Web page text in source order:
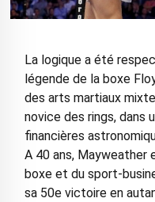
La logique a été
légende de la boxe
des arts martiaux
novice des rings, dans
financières
A 40 ans, Mayweather
boxe et du sport-
sa 50e victoire en